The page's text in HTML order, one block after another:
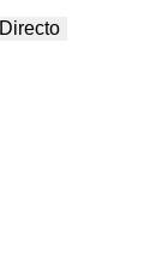
Directo